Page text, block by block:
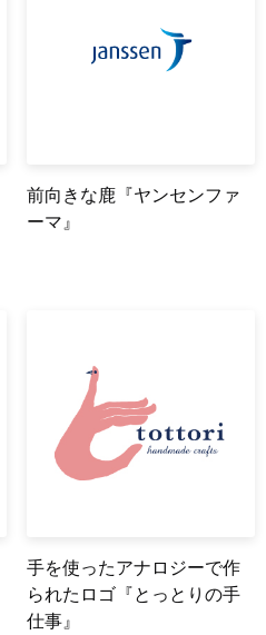
前向きな鹿『ヤンセンファ
ーマ』
手を使ったアナロジーで作
られたロゴ『とっとりの手
仕事』